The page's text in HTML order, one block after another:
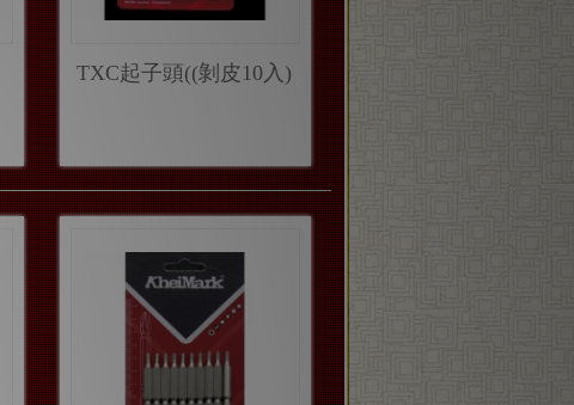
TXC起子頭((剝皮10入)